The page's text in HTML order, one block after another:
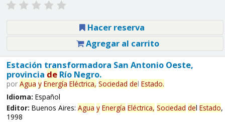
Hacer reserva
Agregar al carrito
Estación transformadora San Antonio Oeste,
provincia deRío Negro.
por Agua y Energía Eléctrica, Sociedad del Estado.
Idioma: Español
Editor: Buenos Aires: Agua y Energía Eléctrica, Sociedad del Estado,
1998